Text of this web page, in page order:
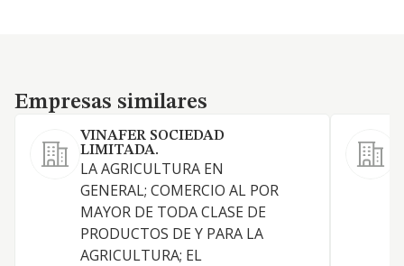
Empresas similares
Empresas similares
VINAFER SOCIEDAD
LIMITADA.
LA AGRICULTURA EN
GENERAL; COMERCIO AL POR
MAYOR DE TODA CLASE DE
PRODUCTOS DE Y PARA LA
AGRICULTURA; EL